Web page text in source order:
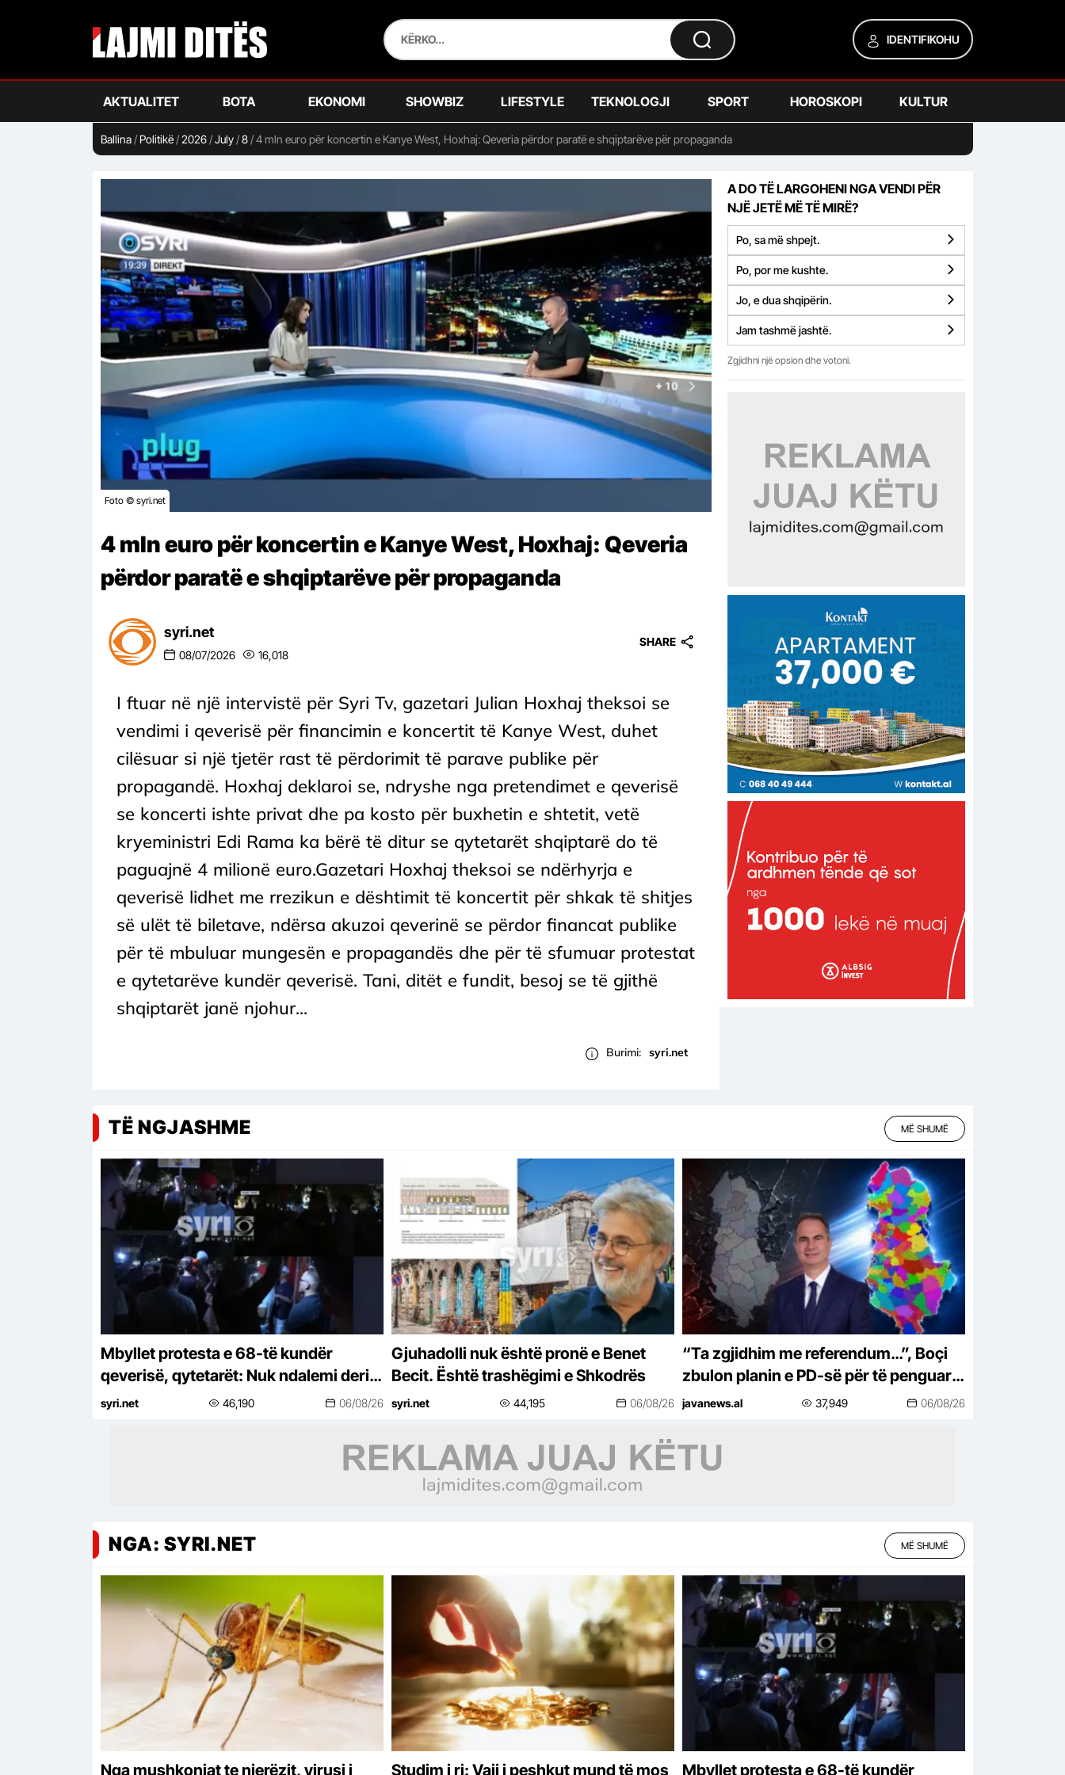
IDENTIFIKOHU
AKTUALITET BOTA EKONOMI SHOWBIZ LIFESTYLE TEKNOLOGJI SPORT HOROSKOPI KULTUR
Ballina/ Politikë/2026/July/8/4 mln euro për koncertin e Kanye West, Hoxhaj: Qeveria përdor paratë e shqiptarëve për propaganda
Foto © syri.net
4 mln euro për koncertin e Kanye West, Hoxhaj: Qeveria
përdor paratë e shqiptarëve për propaganda
syri.net
08/07/2026 16,018
SHARE
I ftuar në një intervistë për Syri Tv, gazetari Julian Hoxhaj theksoi se
vendimi i qeverisë për financimin e koncertit të Kanye West, duhet
cilësuar si një tjetër rast të përdorimit të parave publike për
propagandë. Hoxhaj deklaroi se, ndryshe nga pretendimet e qeverisë
se koncerti ishte privat dhe pa kosto për buxhetin e shtetit, vetë
kryeministri Edi Rama ka bërë të ditur se qytetarët shqiptarë do të
paguajnë 4 milionë euro.Gazetari Hoxhaj theksoi se ndërhyrja e
qeverisë lidhet me rrezikun e dështimit të koncertit për shkak të shitjes
së ulët të biletave, ndërsa akuzoi qeverinë se përdor financat publike
për të mbuluar mungesën e propagandës dhe për të sfumuar protestat
e qytetarëve kundër qeverisë. Tani, ditët e fundit, besoj se të gjithë
shqiptarët janë njohur...
Burimi: syri.net
A DO TË LARGOHENI NGA VENDI PËR
NJË JETË MË TË MIRË?
Po, sa më shpejt.
Po, por me kushte.
Jo, e dua shqipërin.
Jam tashmë jashtë.
Zgjidhni një opsion dhe votoni.
TË NGJASHME MË SHUMË
Mbyllet protesta e 68-të kundër
qeverisë, qytetarët: Nuk ndalemi deri
në largimin e Ramës
syri.net 46,190 06/08/26
Gjuhadolli nuk është pronë e Benet
Becit. Është trashëgimi e Shkodrës
syri.net 44,195 06/08/26
“Ta zgjidhim me referendum…”, Boçi
zbulon planin e PD-së për të penguar
uljen e numrit të bashkive
javanews.al 37,949 06/08/26
NGA: SYRI.NET MË SHUMË
Nga mushkonjat te njerëzit, virusi i
Studim i ri: Vaji i peshkut mund të mos
Mbyllet protesta e 68-të kundër